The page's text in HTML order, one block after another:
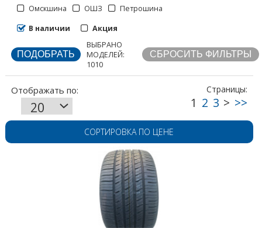
Омскшина
ОШЗ
Петрошина
В наличии
Акция
ВЫБРАНО
МОДЕЛЕЙ:
1010
СОРТИРОВКА ПО ЦЕНЕ